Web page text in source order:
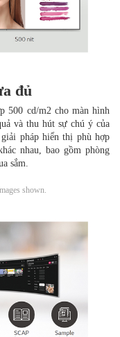
đủ
500 cd/m2 cho màn hình
và thu hút sự chú ý của
pháp hiển thị phù hợp
nhau, bao gồm phòng
sắm.
shown.